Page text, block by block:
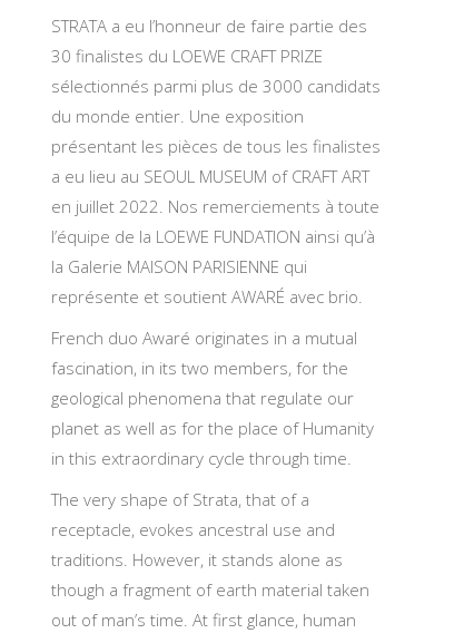
STRATA a eu l’honneur de faire partie des
30 finalistes du LOEWE CRAFT PRIZE
sélectionnés parmi plus de 3000 candidats
du monde entier. Une exposition
présentant les pièces de tous les finalistes
a eu lieu au SEOUL MUSEUM of CRAFT ART
en juillet 2022. Nos remerciements à toute
l’équipe de la LOEWE FUNDATION ainsi qu’à
la Galerie MAISON PARISIENNE qui
représente et soutient AWARÉ avec brio.
French duo Awaré originates in a mutual
fascination, in its two members, for the
geological phenomena that regulate our
planet as well as for the place of Humanity
in this extraordinary cycle through time.
The very shape of Strata, that of a
receptacle, evokes ancestral use and
traditions. However, it stands alone as
though a fragment of earth material taken
out of man’s time. At first glance, human